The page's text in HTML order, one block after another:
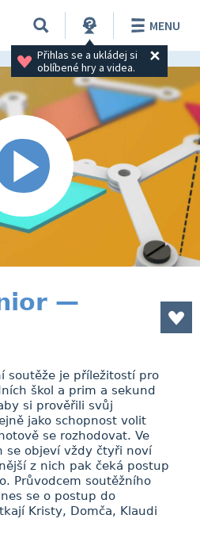
Přihlas se a ukládej si
oblíbené hry a videa.
MENU
—
soutěže je příležitostí pro
škol a prim a sekund
si prověřili svůj
jako schopnost volit
se rozhodovat. Ve
se objeví vždy čtyři noví
z nich pak čeká postup
Průvodcem soutěžního
se o postup do
Kristy, Domča, Klaudi